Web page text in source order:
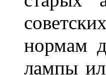
нормам
лампы